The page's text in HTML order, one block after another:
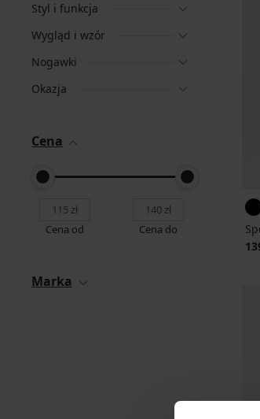
Styl i funkcja
Wygląd i wzór
Nogawki
Okazja
Cena
Cena od Cena do
Marka